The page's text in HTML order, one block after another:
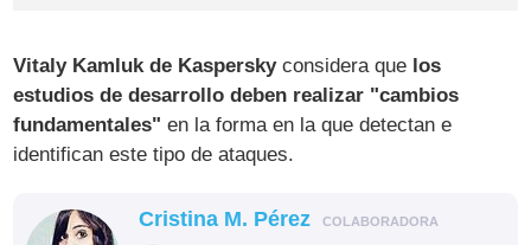
Vitaly Kamluk de Kasperskyconsidera que los
estudios de desarrollo deben realizar "cambios
fundamentales" en la forma en la que detectan e
identifican este tipo de ataques.
Cristina M. Pérez COLABORADORA